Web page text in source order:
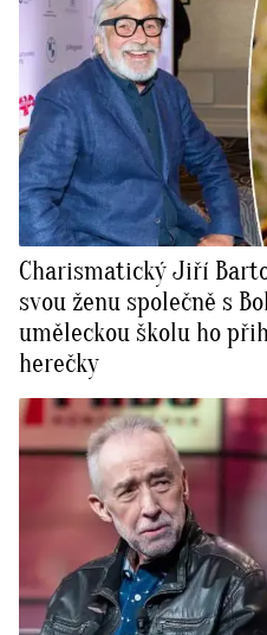
Charismatický Jiří
svou ženu společně s
uměleckou školu ho
herečky